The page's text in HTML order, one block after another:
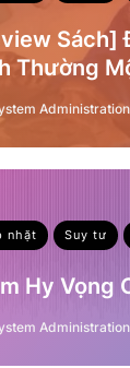
Sách]
Thường
Administration
nhặt Suy tư
Hy Vọng
Administration